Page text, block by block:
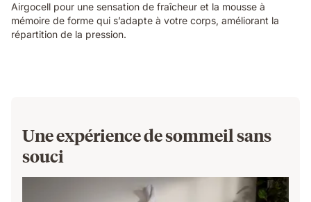
Airgocell pour une sensation de fraîcheur et la mousse à
mémoire de forme qui s’adapte à votre corps, améliorant la
répartition de la pression.
Une expérience de sommeil sans
souci